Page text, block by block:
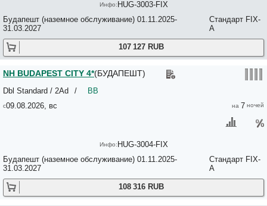
IMPULSO FASHION HOTEL/MERCURE HOTEL RAPHAEL WIEN 4*
Infinity Budapest Hotel 4*
InnerCity Apartments 3*
INTERCONTINENTAL BUDAPEST HOTEL 5*
Irini Panzio 2*
JAGELLO BUSINESS HOTEL 3*
Jimi Hendrix Guesthouse 2*
Jo Itt Pesten 3*
K+K HOTEL OPERA 4*
Будапешт (наземное обслуживание) 01.11.2025-
31.03.2027
Стандарт FIX-
A
107 127 RUB
HUG-3003-FIX
09.08.2026, вс
Будапешт (наземное обслуживание) 01.11.2025-
31.03.2027
Стандарт FIX-
A
7
NH BUDAPEST CITY 4*(БУДАПЕШТ)
/ BB
Dbl Standard / 2Ad
108 316 RUB
HUG-3004-FIX